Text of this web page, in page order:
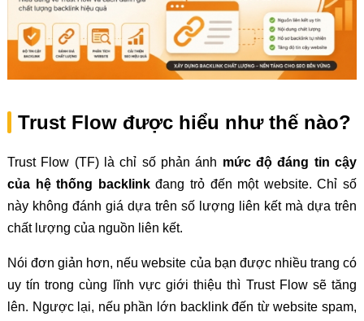
Trust Flow được hiểu như thế nào?
Trust Flow (TF) là chỉ số phản ánh mức độ đáng tin cậy
của hệ thống backlinkđang trỏ đến một website. Chỉ số
này không đánh giá dựa trên số lượng liên kết mà dựa trên
chất lượng của nguồn liên kết.
Nói đơn giản hơn, nếu website của bạn được nhiều trang có
uy tín trong cùng lĩnh vực giới thiệu thì Trust Flow sẽ tăng
lên. Ngược lại, nếu phần lớn backlink đến từ website spam,